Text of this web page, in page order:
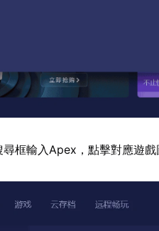
框輸入Apex，點擊對應遊戲